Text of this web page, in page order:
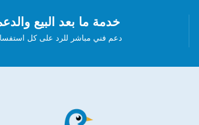
خدمة ما بعد البيع
دعم فني مباشر للرد على كل